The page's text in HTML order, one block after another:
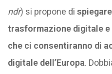
ndr) si propone di
trasformazione digitale
che ci consentiranno di
digitale dell’Europa.